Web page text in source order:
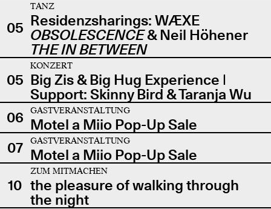
05
TANZ
Residenzsharings: WÆXE
OBSOLESCENCE& Neil Höhener
THE IN BETWEEN
05
KONZERT
Big Zis & Big Hug Experience |
Support: Skinny Bird & Taranja Wu
06
GASTVERANSTALTUNG
Motel a Miio Pop-Up Sale
07
GASTVERANSTALTUNG
Motel a Miio Pop-Up Sale
10
ZUM MITMACHEN
the pleasure of walking through
the night